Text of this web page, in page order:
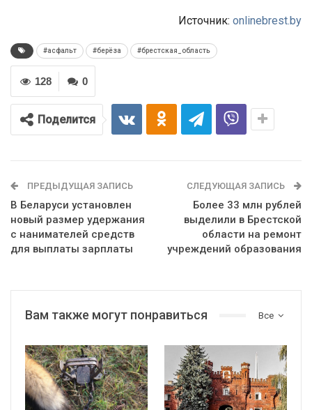
Источник: onlinebrest.by
#асфальт #берёза #брестская_область
0
128
Поделится
ПРЕДЫДУЩАЯ ЗАПИСЬ
В Беларуси установлен
новый размер удержания
с нанимателей средств
для выплаты зарплаты
СЛЕДУЮЩАЯ ЗАПИСЬ
Более 33 млн рублей
выделили в Брестской
области на ремонт
учреждений образования
Все
Вам также могут понравиться